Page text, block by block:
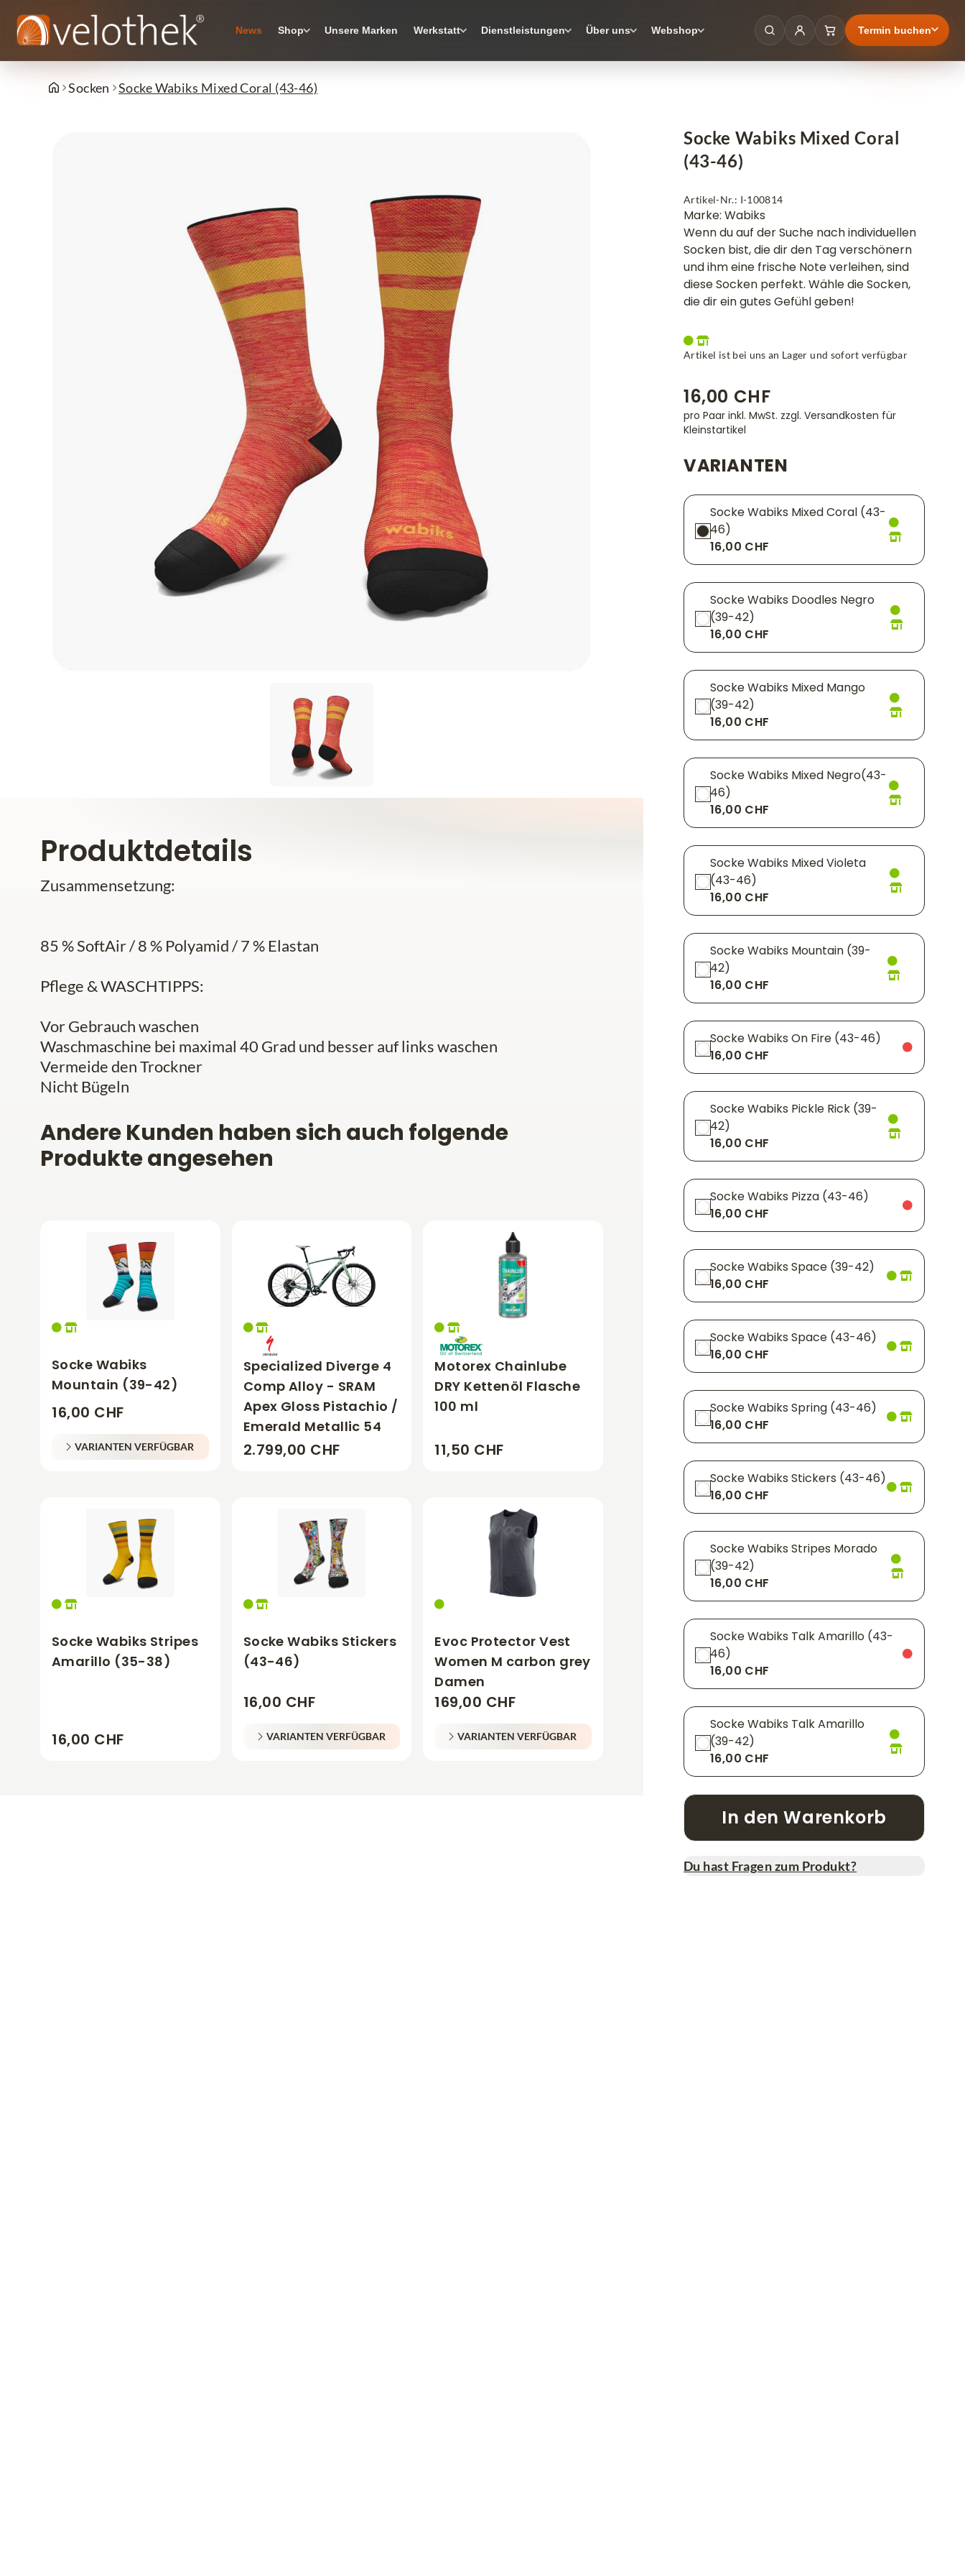
News Shop Unsere Marken Werkstatt Dienstleistungen Über uns Webshop Termin buchen
Socken Socke Wabiks Mixed Coral (43-46)
Produktdetails
Zusammensetzung:
85 % SoftAir / 8 % Polyamid / 7 % Elastan
Pflege & WASCHTIPPS:
Vor Gebrauch waschen
Waschmaschine bei maximal 40 Grad und besser auf links waschen
Vermeide den Trockner
Nicht Bügeln
Andere Kunden haben sich auch folgende
Produkte angesehen
Socke Wabiks
Mountain (39-42)
16,00 CHF
VARIANTEN VERFÜGBAR
Specialized Diverge 4
Comp Alloy - SRAM
Apex Gloss Pistachio /
Emerald Metallic 54
2.799,00 CHF
Motorex Chainlube
DRY Kettenöl Flasche
100 ml
11,50 CHF
Socke Wabiks Stripes
Amarillo (35-38)
16,00 CHF
Socke Wabiks Stickers
(43-46)
16,00 CHF
VARIANTEN VERFÜGBAR
Evoc Protector Vest
Women M carbon grey
Damen
169,00 CHF
VARIANTEN VERFÜGBAR
Socke Wabiks Mixed Coral
(43-46)
Artikel-Nr.: I-100814
Marke: Wabiks
Wenn du auf der Suche nach individuellen
Socken bist, die dir den Tag verschönern
und ihm eine frische Note verleihen, sind
diese Socken perfekt. Wähle die Socken,
die dir ein gutes Gefühl geben!
Artikel ist bei uns an Lager und sofort verfügbar
16,00 CHF
pro Paar inkl. MwSt. zzgl. Versandkosten für
Kleinstartikel
VARIANTEN
Socke Wabiks Mixed Coral (43-
46)
16,00 CHF
Socke Wabiks Doodles Negro
(39-42)
16,00 CHF
Socke Wabiks Mixed Mango
(39-42)
16,00 CHF
Socke Wabiks Mixed Negro(43-
46)
16,00 CHF
Socke Wabiks Mixed Violeta
(43-46)
16,00 CHF
Socke Wabiks Mountain (39-
42)
16,00 CHF
Socke Wabiks On Fire (43-46)
16,00 CHF
Socke Wabiks Pickle Rick (39-
42)
16,00 CHF
Socke Wabiks Pizza (43-46)
16,00 CHF
Socke Wabiks Space (39-42)
16,00 CHF
Socke Wabiks Space (43-46)
16,00 CHF
Socke Wabiks Spring (43-46)
16,00 CHF
Socke Wabiks Stickers (43-46)
16,00 CHF
Socke Wabiks Stripes Morado
(39-42)
16,00 CHF
Socke Wabiks Talk Amarillo (43-
46)
16,00 CHF
Socke Wabiks Talk Amarillo
(39-42)
16,00 CHF
In den Warenkorb
Du hast Fragen zum Produkt?